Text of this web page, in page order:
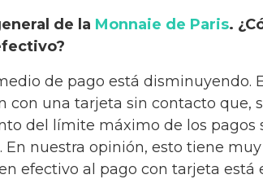
de la Monnaie de Paris.
de pago está disminuyendo.
con una tarjeta sin contacto que,
del límite máximo de los pagos
nuestra opinión, esto tiene
efectivo al pago con tarjeta está